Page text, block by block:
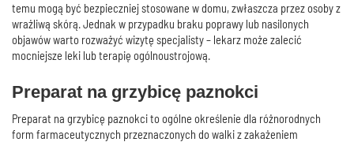
temu mogą być bezpieczniej stosowane w domu, zwłaszcza przez osoby z
wrażliwą skórą. Jednak w przypadku braku poprawy lub nasilonych
objawów warto rozważyć wizytę specjalisty – lekarz może zalecić
mocniejsze leki lub terapię ogólnoustrojową.
Preparat na grzybicę paznokci
Preparat na grzybicę paznokci to ogólne określenie dla różnorodnych
form farmaceutycznych przeznaczonych do walki z zakażeniem